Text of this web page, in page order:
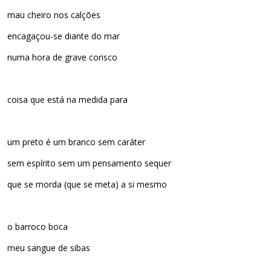
mau cheiro nos calções
encagaçou-se diante do mar
numa hora de grave corisco
coisa que está na medida para
um preto é um branco sem caráter
sem espírito sem um pensamento sequer
que se morda (que se meta) a si mesmo
o barroco boca
meu sangue de sibas